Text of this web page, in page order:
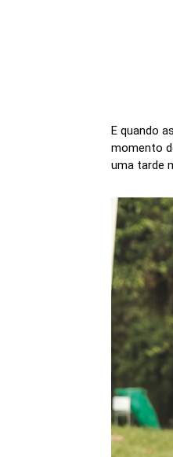
E quando
momento
uma tarde